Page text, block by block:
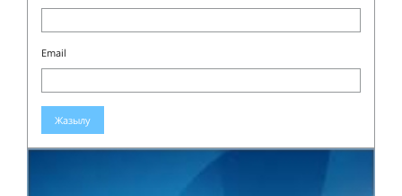
Email
Жазылу